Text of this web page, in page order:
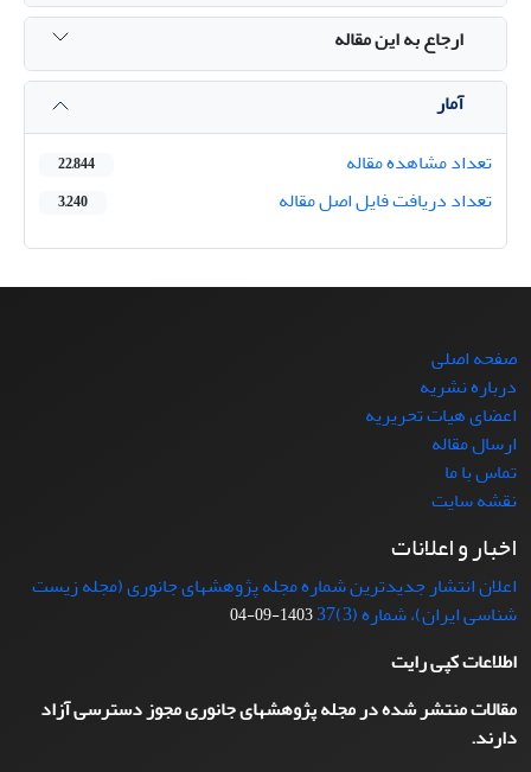
ارجاع به این مقاله
آمار
تعداد مشاهده مقاله
22,844
تعداد دریافت فایل اصل مقاله 3,240
صفحه اصلی
درباره نشریه
اعضای هیات تحریریه
ارسال مقاله
تماس با ما
نقشه سایت
اخبار و اعلانات
اعلان انتشار جدیدترین شماره مجله پژوهشهای جانوری (مجله زیست
شناسی ایران)، شماره (3)37
1403-09-04
اطلاعات کپی رایت
مقالات منتشر شده در مجله پژوهشهای جانوری مجوز دسترسی آزاد
دارند.